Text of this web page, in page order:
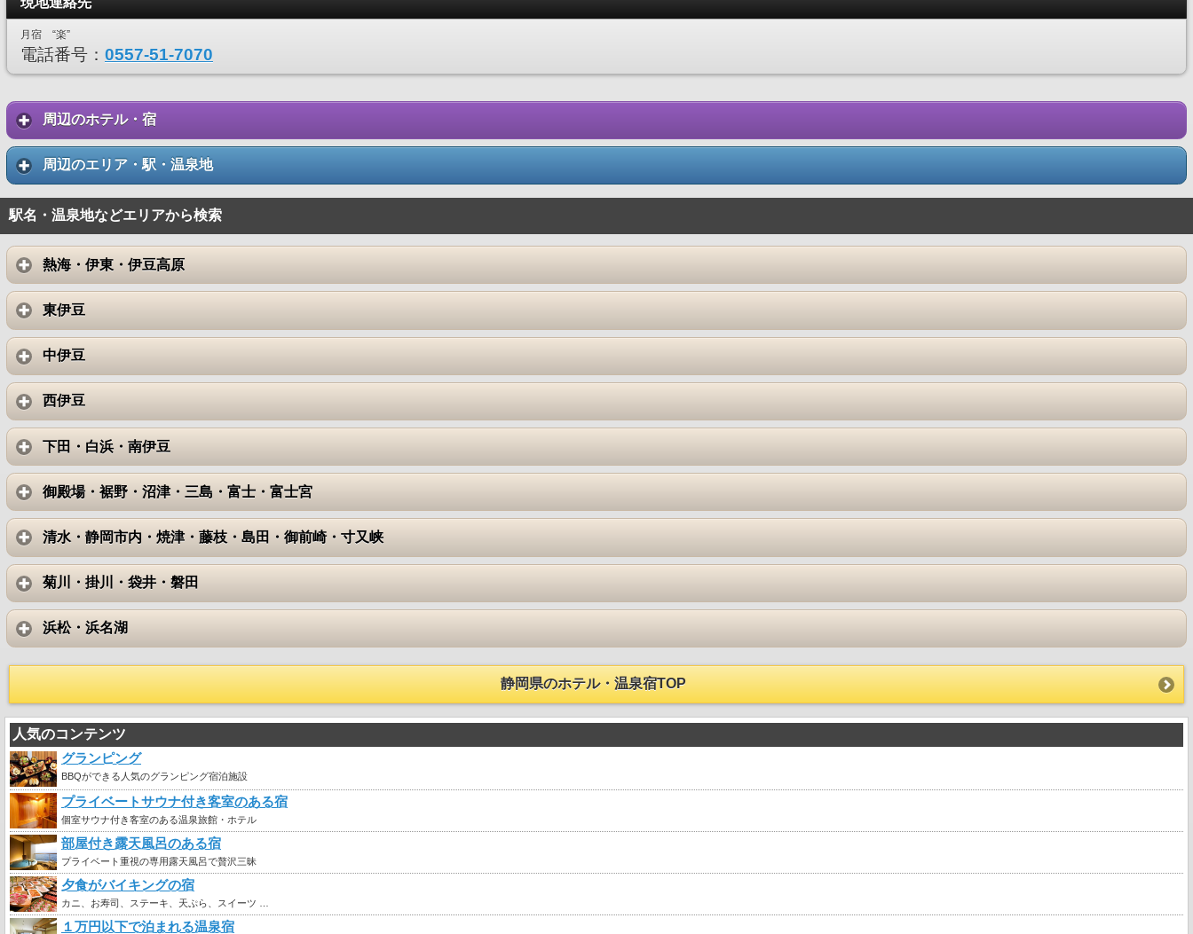
月宿 “楽”
電話番号： 0557-51-7070
周辺のホテル・宿
周辺のエリア・駅・温泉地
駅名・温泉地などエリアから検索
熱海・伊東・伊豆高原
東伊豆
中伊豆
西伊豆
下田・白浜・南伊豆
御殿場・裾野・沼津・三島・富士・富士宮
清水・静岡市内・焼津・藤枝・島田・御前崎・寸又峡
菊川・掛川・袋井・磐田
浜松・浜名湖
静岡県のホテル・温泉宿TOP
人気のコンテンツ
グランピング
BBQができる人気のグランピング宿泊施設
プライベートサウナ付き客室のある宿
個室サウナ付き客室のある温泉旅館・ホテル
部屋付き露天風呂のある宿
プライベート重視の専用露天風呂で贅沢三昧
夕食がバイキングの宿
カニ、お寿司、ステーキ、天ぷら、スイーツ …
１万円以下で泊まれる温泉宿